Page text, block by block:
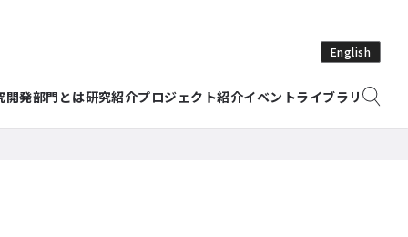
開発部門とは研究紹介プロジェクト紹介イベントライブラリ
English